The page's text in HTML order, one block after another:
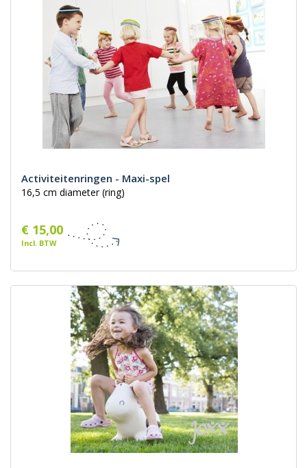
Activiteitenringen - Maxi-spel
16,5 cm diameter (ring)
€ 15,00
Incl. BTW